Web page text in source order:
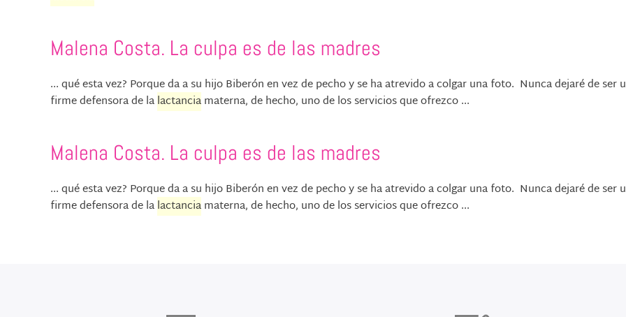
Malena Costa. La culpa es de las madres
... qué esta vez? Porque da a su hijo Biberón en vez de pecho y se ha atrevido a colgar una foto. Nunca dejaré de ser
firme defensora de lalactanciamaterna, de hecho, uno de los servicios que ofrezco ...
Malena Costa. La culpa es de las madres
... qué esta vez? Porque da a su hijo Biberón en vez de pecho y se ha atrevido a colgar una foto. Nunca dejaré de ser
firme defensora de lalactanciamaterna, de hecho, uno de los servicios que ofrezco ...